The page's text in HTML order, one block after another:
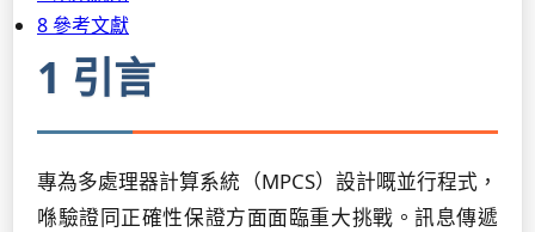
8 參考文獻
1 引言
專為多處理器計算系統（MPCS）設計嘅並行程式，
喺驗證同正確性保證方面面臨重大挑戰。訊息傳遞